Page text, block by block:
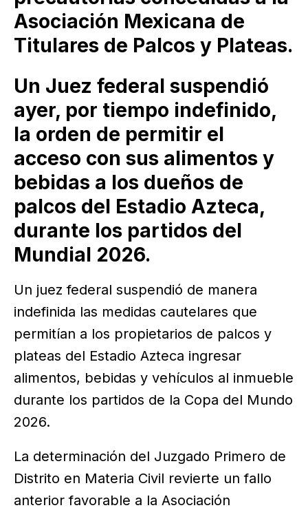
Asociación Mexicana de
Titulares de Palcos y Plateas.
Un Juez federal suspendió
ayer, por tiempo indefinido,
la orden de permitir el
acceso con sus alimentos y
bebidas a los dueños de
palcos del Estadio Azteca,
durante los partidos del
Mundial 2026.
Un juez federal suspendió de manera
indefinida las medidas cautelares que
permitían a los propietarios de palcos y
plateas del Estadio Azteca ingresar
alimentos, bebidas y vehículos al inmueble
durante los partidos de la Copa del Mundo
2026.
La determinación del Juzgado Primero de
Distrito en Materia Civil revierte un fallo
anterior favorable a la Asociación